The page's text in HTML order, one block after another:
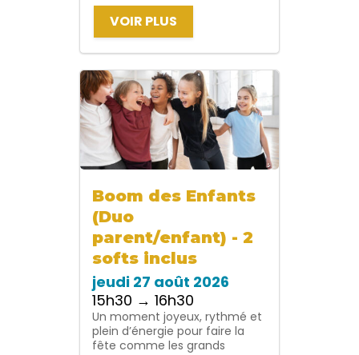
VOIR PLUS
Boom des Enfants
(Duo
parent/enfant) - 2
softs inclus
jeudi 27 août 2026
15h30 → 16h30
Un moment joyeux, rythmé et
plein d’énergie pour faire la
fête comme les grands